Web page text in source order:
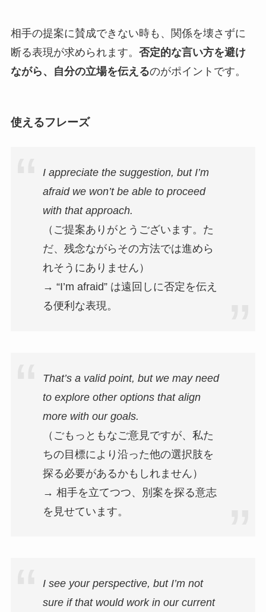
相手の提案に賛成できない時も、関係を壊さずに
断る表現が求められます。 否定的な言い方を避け
ながら、自分の立場を伝えるのがポイントです。
使えるフレーズ
I appreciate the suggestion, but I’m
afraid we won’t be able to proceed
with that approach.
（ご提案ありがとうございます。た
だ、残念ながらその方法では進めら
れそうにありません）
→ “I’m afraid” は遠回しに否定を伝え
る便利な表現。
That’s a valid point, but we may need
to explore other options that align
more with our goals.
（ごもっともなご意見ですが、私た
ちの目標により沿った他の選択肢を
探る必要があるかもしれません）
→ 相手を立てつつ、別案を探る意志
を見せています。
I see your perspective, but I’m not
sure if that would work in our current